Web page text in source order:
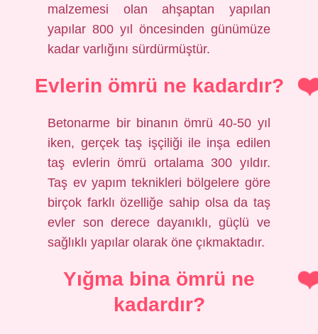
malzemesi olan ahşaptan yapılan
yapılar 800 yıl öncesinden günümüze
kadar varlığını sürdürmüştür.
Evlerin ömrü ne kadardır?
Betonarme bir binanın ömrü 40-50 yıl
iken, gerçek taş işçiliği ile inşa edilen
taş evlerin ömrü ortalama 300 yıldır.
Taş ev yapım teknikleri bölgelere göre
birçok farklı özelliğe sahip olsa da taş
evler son derece dayanıklı, güçlü ve
sağlıklı yapılar olarak öne çıkmaktadır.
Yığma bina ömrü ne
kadardır?